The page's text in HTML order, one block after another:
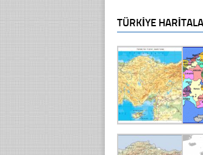
TÜRKIYE